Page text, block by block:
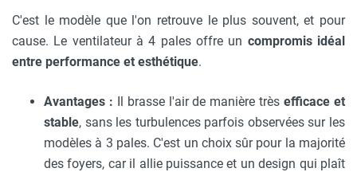
C'est le modèle que l'on retrouve le plus souvent, et pour
cause. Le ventilateur à 4 pales offre un compromis idéal
entre performance et esthétique.
Avantages : Il brasse l'air de manière trèsefficace et
stable, sans les turbulences parfois observées sur les
modèles à 3 pales. C'est un choix sûr pour la majorité
des foyers, car il allie puissance et un design qui plaît